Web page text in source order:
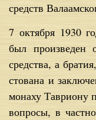
средств
7 ок­тяб­ря 1930
был про­из­ве­ден
сред­ства, а
сто­ва­на и
мо­на­ху Та­ври­о­ну
во­про­сы, в